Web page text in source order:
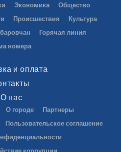
Экономика
Общество
Происшествия
Культура
Горячая линия
номера
и оплата
О нас
О городе
Партнеры
Пользовательское соглашение